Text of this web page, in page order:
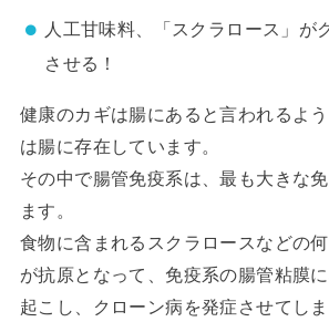
人工甘味料、「スクラロース」が
させる！
健康のカギは腸にあると言われるよ
は腸に存在しています。
その中で腸管免疫系は、最も大きな
ます。
食物に含まれるスクラロースなどの
が抗原となって、免疫系の腸管粘膜
起こし、クローン病を発症させてし